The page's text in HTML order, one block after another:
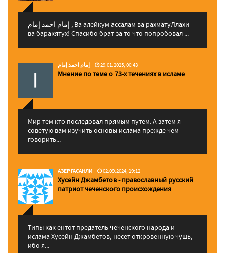
إمام احمد إمام , Ва алейкум ассалам ва рахматуЛлахи
ва баракятух! Спасибо брат за то что попробовал ...
إمام احمد إمام 29.01.2025, 00:43
Мнение по теме о 73-х течениях в исламе
Мир тем кто последовал прямым путем. А затем я
советую вам изучить основы ислама прежде чем
говорить...
АЗЕР ГАСАНЛИ 02.09.2024, 19:12
Хусейн Джамбетов - православный русский
патриот чеченского происхождения
Типы как ентот предатель чеченского народа и
ислама Хусейн Джамбетов, несет откровенную чушь,
ибо я...